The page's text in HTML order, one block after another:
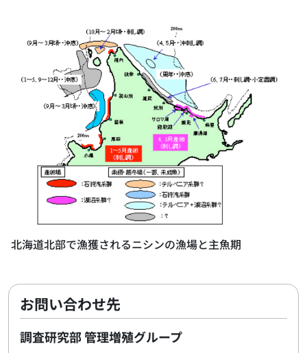
北海道北部で漁獲されるニシンの漁場と主魚期
お問い合わせ先
調査研究部 管理増殖グループ